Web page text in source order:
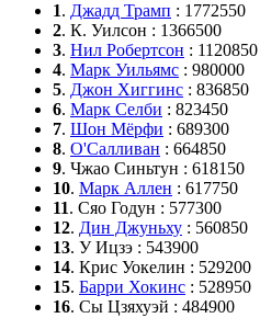
1. Джадд Трамп : 1772550
2. К. Уилсон : 1366500
3. Нил Робертсон : 1120850
4. Марк Уильямс : 980000
5. Джон Хиггинс : 836850
6. Марк Селби : 823450
7. Шон Мёрфи : 689300
8. О'Салливан : 664850
9. Чжао Синьтун : 618150
10. Марк Аллен : 617750
11. Сяо Годун : 577300
12. Дин Джуньху : 560850
13. У Ицзэ : 543900
14. Крис Уокелин : 529200
15. Барри Хокинс : 528950
16. Сы Цзяхуэй : 484900